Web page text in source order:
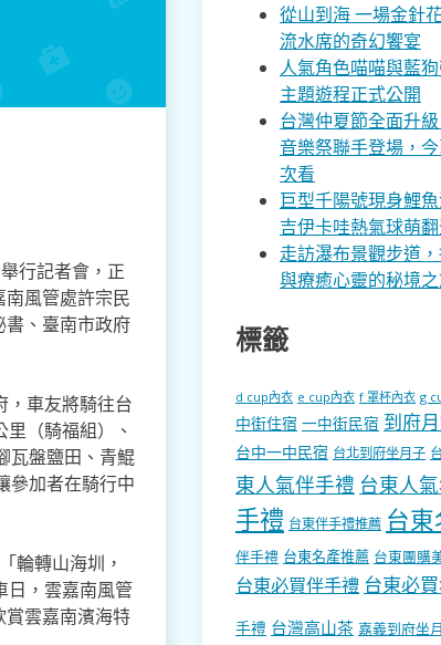
行記者會，正
風管處許宗民
、臺南市政府
，車友將騎往台
（騎福組）、
瓦盤鹽田、青鯤
參加者在騎行中
輪轉山海圳，
日，雲嘉南風管
雲嘉南濱海特
從山到海 一場金針
流水席的奇幻饗宴
人氣角色喵喵與藍
主題遊程正式公開
台灣仲夏節全面升
音樂祭聯手登場，
次看
巨型千陽號現身鯉
吉伊卡哇熱氣球萌
走訪瀑布景觀步道
與療癒心靈的秘境
標籤
d cup內衣 e cup內衣 f 罩杯內衣 g
中街住宿 一中街民宿 到府
台中一中民宿 台北到府坐月子
東人氣伴手禮 台東人
手禮 台東伴手禮推薦 台
伴手禮 台東名產推薦 台東團購
台東必買伴手禮 台東必
手禮 台灣高山茶 嘉義到府坐